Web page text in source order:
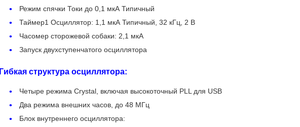
Режим спячки Токи до 0,1 мкА Типичный
Таймер1 Осциллятор: 1,1 мкА Типичный, 32 кГц, 2 В
Часомер сторожевой собаки: 2,1 мкА
Запуск двухступенчатого осциллятора
Гибкая структура осциллятора:
Четыре режима Crystal, включая высокоточный PLL для USB
Два режима внешних часов, до 48 МГц
Блок внутреннего осциллятора: